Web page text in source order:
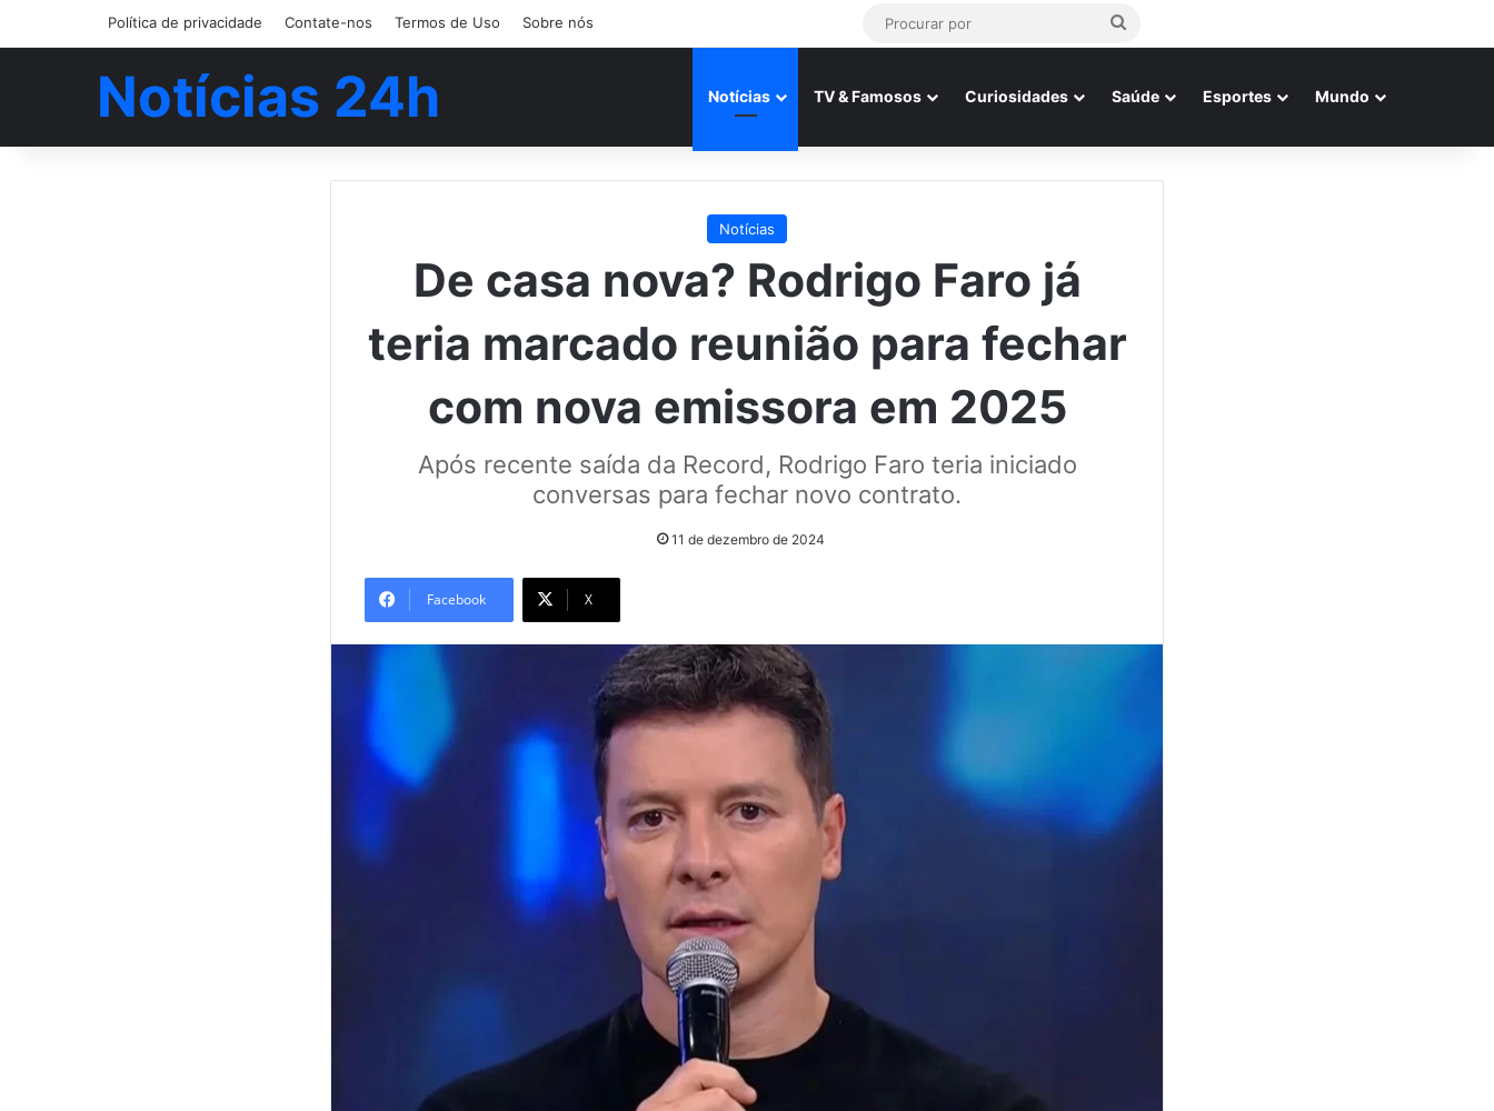
Política de privacidade Contate-nos Termos de Uso Sobre nós
Procurar
Notícias 24h Notícias TV & Famosos Curiosidades Saúde Esportes Mundo
Notícias
De casa nova? Rodrigo Faro já
teria marcado reunião para fechar
com nova emissora em 2025
Após recente saída da Record, Rodrigo Faro teria iniciado
conversas para fechar novo contrato.
11 de dezembro de 2024
Facebook X